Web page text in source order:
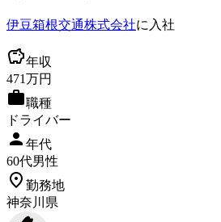
伊豆箱根交通株式会社に入社
年収
471万円
職種
ドライバー
年代
60代男性
勤務地
神奈川県